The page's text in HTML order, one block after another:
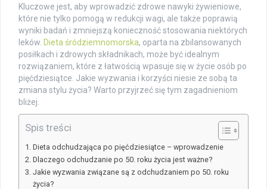
Kluczowe jest, aby wprowadzić zdrowe nawyki żywieniowe,
które nie tylko pomogą w redukcji wagi, ale także poprawią
wyniki badań i zmniejszą konieczność stosowania niektórych
leków. Dieta śródziemnomorska, oparta na zbilansowanych
posiłkach i zdrowych składnikach, może być idealnym
rozwiązaniem, które z łatwością wpasuje się w życie osób po
pięćdziesiątce. Jakie wyzwania i korzyści niesie ze sobą ta
zmiana stylu życia? Warto przyjrzeć się tym zagadnieniom
bliżej.
Spis treści
Dieta odchudzająca po pięćdziesiątce – wprowadzenie
Dlaczego odchudzanie po 50. roku życia jest ważne?
Jakie wyzwania związane są z odchudzaniem po 50. roku
życia?